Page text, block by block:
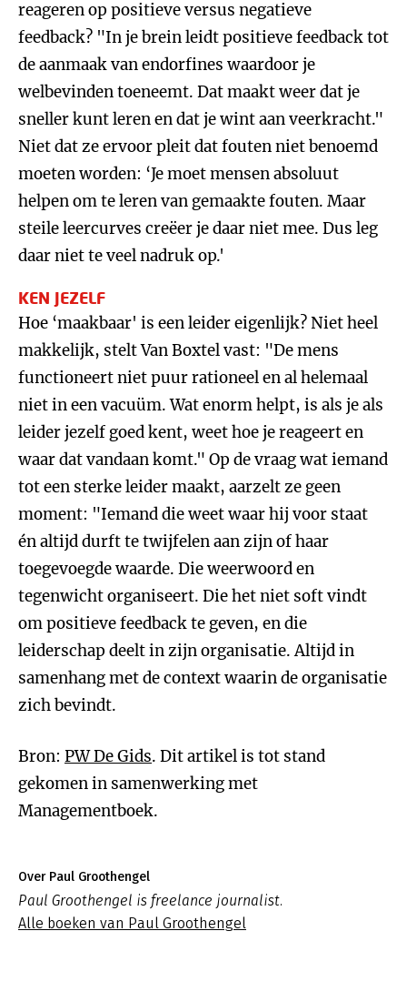
reageren op positieve versus negatieve
feedback? "In je brein leidt positieve feedback tot
de aanmaak van endorfines waardoor je
welbevinden toeneemt. Dat maakt weer dat je
sneller kunt leren en dat je wint aan veerkracht."
Niet dat ze ervoor pleit dat fouten niet benoemd
moeten worden: ‘Je moet mensen absoluut
helpen om te leren van gemaakte fouten. Maar
steile leercurves creëer je daar niet mee. Dus leg
daar niet te veel nadruk op.'
KEN JEZELF
Hoe ‘maakbaar' is een leider eigenlijk? Niet heel
makkelijk, stelt Van Boxtel vast: "De mens
functioneert niet puur rationeel en al helemaal
niet in een vacuüm. Wat enorm helpt, is als je als
leider jezelf goed kent, weet hoe je reageert en
waar dat vandaan komt." Op de vraag wat iemand
tot een sterke leider maakt, aarzelt ze geen
moment: "Iemand die weet waar hij voor staat
én altijd durft te twijfelen aan zijn of haar
toegevoegde waarde. Die weerwoord en
tegenwicht organiseert. Die het niet soft vindt
om positieve feedback te geven, en die
leiderschap deelt in zijn organisatie. Altijd in
samenhang met de context waarin de organisatie
zich bevindt.
Bron: PW De Gids. Dit artikel is tot stand
gekomen in samenwerking met
Managementboek.
Over Paul Groothengel
Paul Groothengel is freelance journalist.
Alle boeken van Paul Groothengel